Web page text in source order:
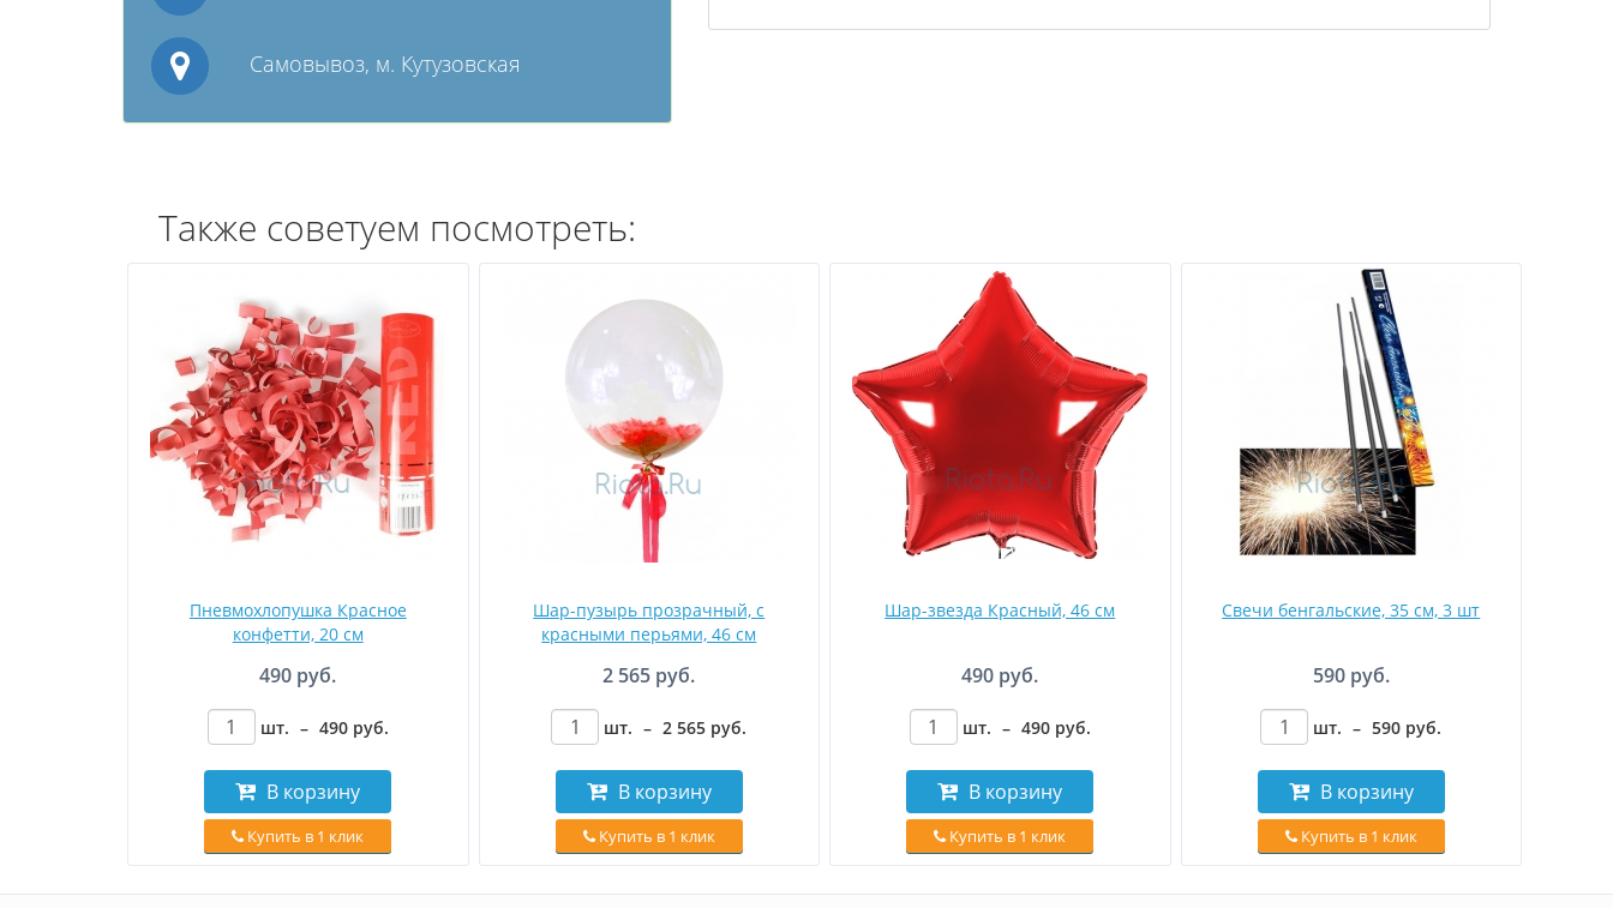
Самовывоз, м. Кутузовская
Также советуем посмотреть:
Пневмохлопушка Красное
конфетти, 20 см
490 руб.
шт. – 490 руб.
В корзину
Купить в 1 клик
Шар-пузырь прозрачный, с
красными перьями, 46 см
2 565 руб.
шт. – 2 565 руб.
В корзину
Купить в 1 клик
Шар-звезда Красный, 46 см
490 руб.
шт. – 490 руб.
В корзину
Купить в 1 клик
Свечи бенгальские, 35 см, 3 шт
590 руб.
шт. – 590 руб.
В корзину
Купить в 1 клик